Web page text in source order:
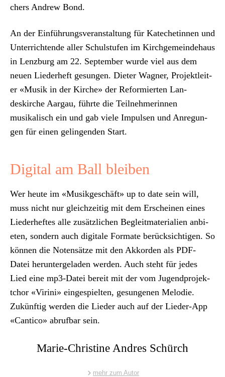
ch­ers Andrew Bond.
An der Ein­führungsver­anstal­tung für Kat­e­chetinnen und
Unter­rich­t­ende aller Schul­stufen im Kirchge­mein­de­haus
in Lenzburg am 22. Sep­tem­ber wurde viel aus dem
neuen Lieder­heft gesun­gen. Dieter Wag­n­er, Pro­jek­tleit­
er «Musik in der Kirche» der Reformierten Lan­
deskirche Aar­gau, führte die Teil­nehmerin­nen
musikalisch ein und gab viele Impulsen und Anre­gun­
gen für einen gelin­gen­den Start.
Digital am Ball bleiben
Wer heute im «Musikgeschäft» up to date sein will,
muss nicht nur gle­ichzeit­ig mit dem Erscheinen eines
Lieder­heftes alle zusät­zlichen Begleit­ma­te­ri­alien anbi­
eten, son­dern auch dig­i­tale For­mate berück­sichti­gen. So
kön­nen die Noten­sätze mit den Akko­r­den als PDF-
Datei herun­terge­laden wer­den. Auch ste­ht für jedes
Lied eine mp3-Datei bere­it mit der vom Jugend­pro­jek­
tchor «Viri­ni» einge­spiel­ten, gesun­genen Melodie.
Zukün­ftig wer­den die Lieder auch auf der Lieder-App
«Can­ti­co» abruf­bar sein.
Marie-Christine Andres Schürch
mehr zum Autor